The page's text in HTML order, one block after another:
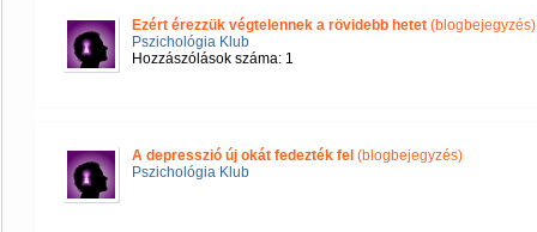
Ezért érezzük végtelennek a rövidebb hetet (blogbejegyzés)
Pszichológia Klub
Hozzászólások száma: 1
A depresszió új okát fedezték fel (blogbejegyzés)
Pszichológia Klub